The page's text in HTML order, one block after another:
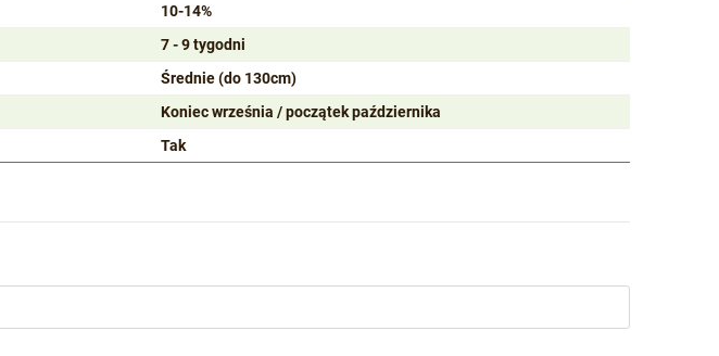
10-14%
7 - 9 tygodni
Średnie (do 130cm)
Koniec września / początek października
Tak